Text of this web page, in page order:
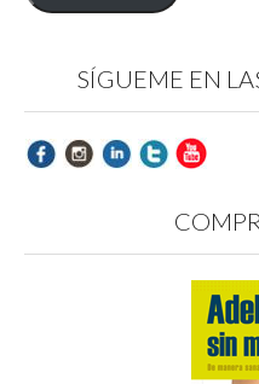
SÍGUEME EN